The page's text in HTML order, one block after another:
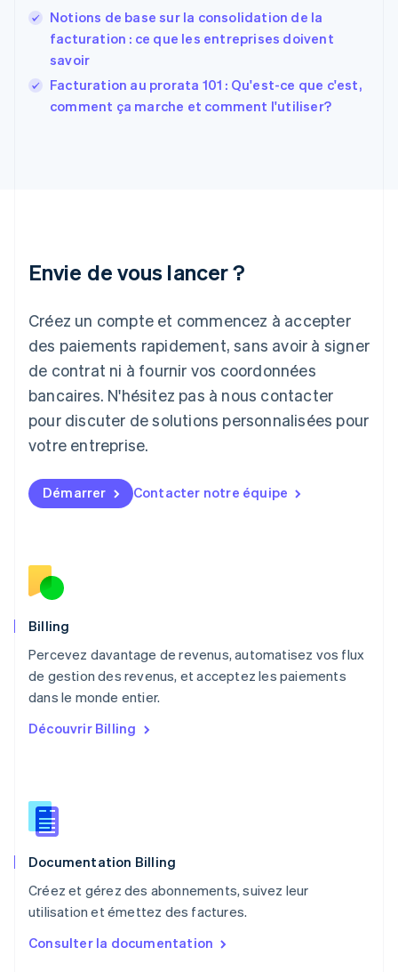
Notions de base sur la consolidation de la
facturation : ce que les entreprises doivent
savoir
Facturation au prorata 101 : Qu'est-ce que c'est,
comment ça marche et comment l'utiliser?
Envie de vous lancer ?
Créez un compte et commencez à accepter
des paiements rapidement, sans avoir à signer
de contrat ni à fournir vos coordonnées
bancaires. N'hésitez pas à nous contacter
pour discuter de solutions personnalisées pour
votre entreprise.
Démarrer Contacter notre équipe
Billing
Percevez davantage de revenus, automatisez vos flux
de gestion des revenus, et acceptez les paiements
dans le monde entier.
Découvrir Billing
Documentation Billing
Créez et gérez des abonnements, suivez leur
utilisation et émettez des factures.
Consulter la documentation
English Svenska
FrançaisEnglish
Gibraltar
English
Grèce
Japon
Lettonie
English
Liechtenstein
DeutschEnglish
Lituanie
Luxembourg
FrançaisDeutschEnglish
English简体中文
Malte
English
Nouvelle-Zélande
English
NederlandsEnglish
Pologne
English
Português English
English
Roumanie
Royaume-Uni
Singapour
English 简体中文
English